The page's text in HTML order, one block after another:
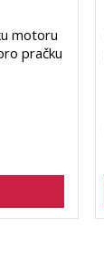
motoru
pračku